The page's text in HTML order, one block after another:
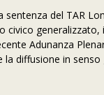
sentenza del TAR
civico
Adunanza
diffusione in